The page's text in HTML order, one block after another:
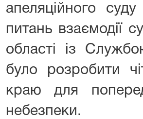
апеляційного
питань взаємодії
області із
було розробити
краю для
небезпеки.